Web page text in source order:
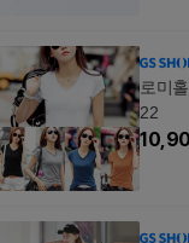
로미
22